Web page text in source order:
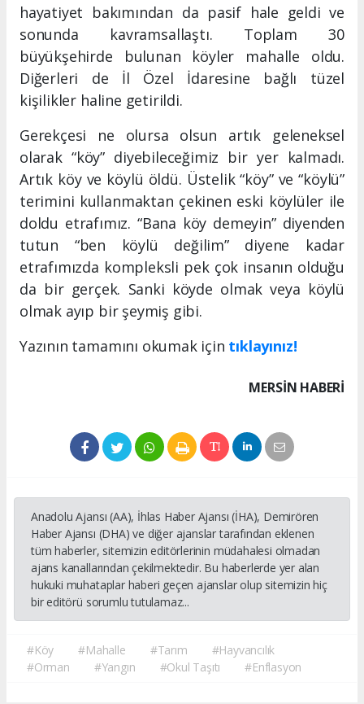
hayatiyet bakımından da pasif hale geldi ve
sonunda kavramsallaştı. Toplam 30
büyükşehirde bulunan köyler mahalle oldu.
Diğerleri de İl Özel İdaresine bağlı tüzel
kişilikler haline getirildi.
Gerekçesi ne olursa olsun artık geleneksel
olarak “köy” diyebileceğimiz bir yer kalmadı.
Artık köy ve köylü öldü. Üstelik “köy” ve “köylü”
terimini kullanmaktan çekinen eski köylüler ile
doldu etrafımız. “Bana köy demeyin” diyenden
tutun “ben köylü değilim” diyene kadar
etrafımızda kompleksli pek çok insanın olduğu
da bir gerçek. Sanki köyde olmak veya köylü
olmak ayıp bir şeymiş gibi.
Yazının tamamını okumak için tıklayınız!
MERSIN HABERİ
Anadolu Ajansı (AA), İhlas Haber Ajansı (İHA), Demirören
Haber Ajansı (DHA) ve diğer ajanslar tarafından eklenen
tüm haberler, sitemizin editörlerinin müdahalesi olmadan
ajans kanallarından çekilmektedir. Bu haberlerde yer alan
hukuki muhataplar haberi geçen ajanslar olup sitemizin hiç
bir editörü sorumlu tutulamaz...
#Köy #Mahalle #Tarım
#Hayvancılık
#Orman
#Yangın #Okul Taşıtı #Enflasyon